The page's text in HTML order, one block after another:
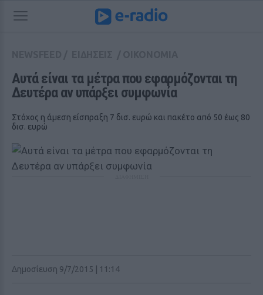
Αυτά είναι τα μέτρα που εφαρμόζονται τη
Δευτέρα αν υπάρξει συμφωνία
Στόχος η άμεση είσπραξη 7 δισ. ευρώ και πακέτο από 50 έως 80
δισ. ευρώ
Δημοσίευση 9/7/2015 | 11:14